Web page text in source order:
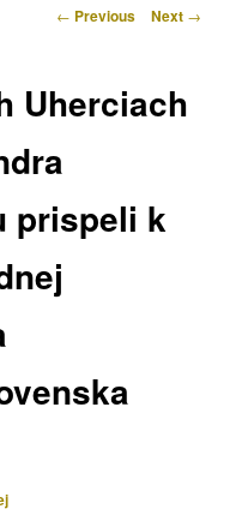
Post
← Previous Next →
Uherciach
prispeli k